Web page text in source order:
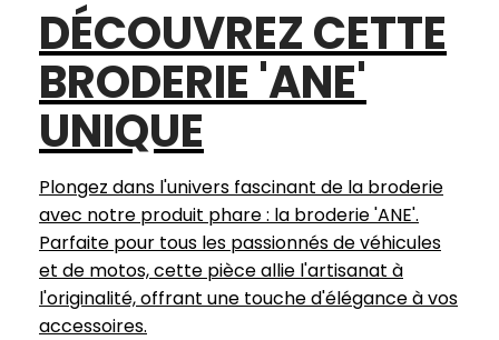
DÉCOUVREZ CETTE
BRODERIE 'ANE'
UNIQUE
Plongez dans l'univers fascinant de la broderie
avec notre produit phare : la broderie 'ANE'.
Parfaite pour tous les passionnés de véhicules
et de motos, cette pièce allie l'artisanat à
l'originalité, offrant une touche d'élégance à vos
accessoires.